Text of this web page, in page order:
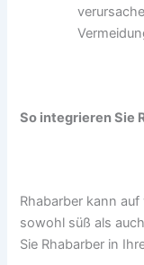
So integrieren Sie
Rhabarber kann
sowohl süß als
Sie Rhabarber in